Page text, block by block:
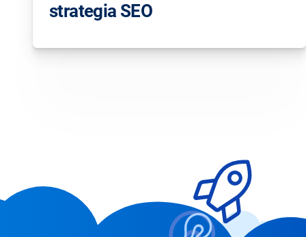
strategia SEO